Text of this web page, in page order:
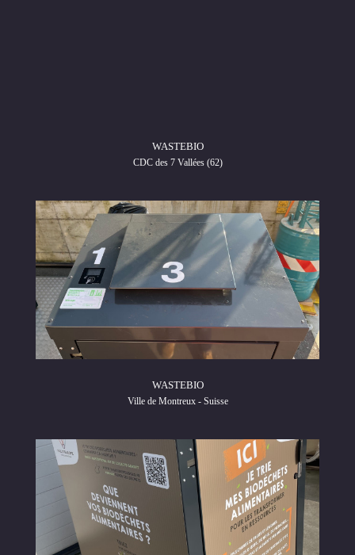
WASTEBIO
CDC des 7 Vallées (62)
WASTEBIO
Ville de Montreux - Suisse